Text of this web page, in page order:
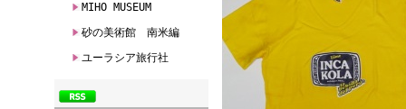
MIHO MUSEUM
砂の美術館 南米編
ユーラシア旅行社